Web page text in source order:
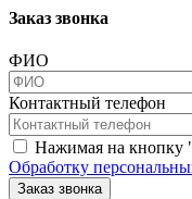
Заказ звонка
ФИО
Контактный телефон
Нажимая на кнопку
Обработку
Заказ звонка